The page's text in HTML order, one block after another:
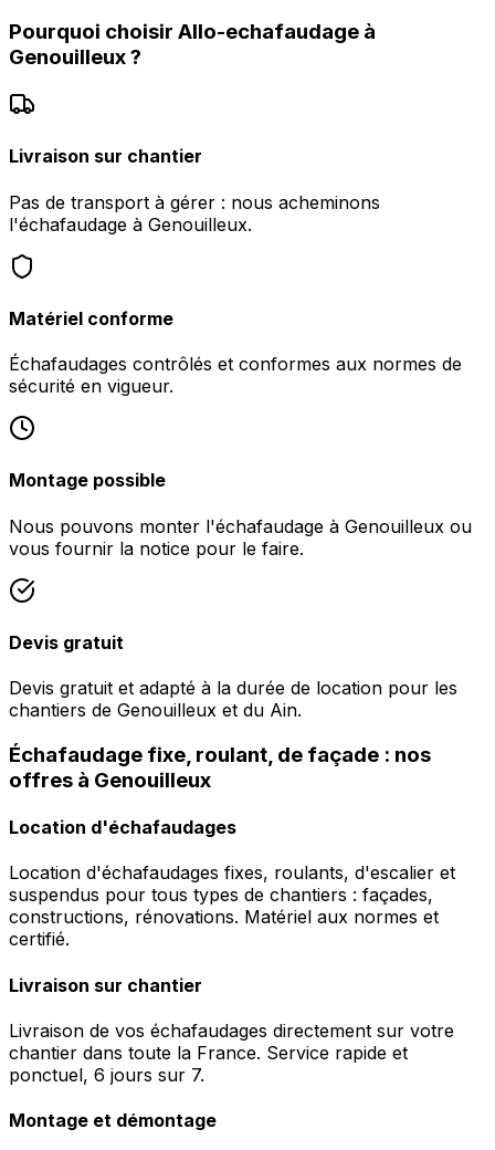
Pourquoi choisir Allo-echafaudage à
Genouilleux?
Livraison sur chantier
Pas de transport à gérer : nous acheminons
l'échafaudage à Genouilleux.
Matériel conforme
Échafaudages contrôlés et conformes aux normes de
sécurité en vigueur.
Montage possible
Nous pouvons monter l'échafaudage à Genouilleux ou
vous fournir la notice pour le faire.
Devis gratuit
Devis gratuit et adapté à la durée de location pour les
chantiers de Genouilleux et du Ain.
Échafaudage fixe, roulant, de façade : nos
offres à Genouilleux
Location d'échafaudages
Location d'échafaudages fixes, roulants, d'escalier et
suspendus pour tous types de chantiers : façades,
constructions, rénovations. Matériel aux normes et
certifié.
Livraison sur chantier
Livraison de vos échafaudages directement sur votre
chantier dans toute la France. Service rapide et
ponctuel, 6 jours sur 7.
Montage et démontage